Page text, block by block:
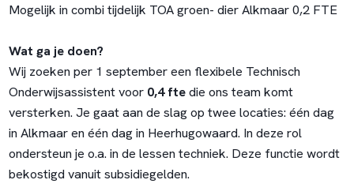
Mogelijk in combi tijdelijk TOA groen- dier Alkmaar 0,2 FTE
Wat ga je doen?
Wij zoeken per 1 september een flexibele Technisch
Onderwijsassistent voor 0,4 ftedie ons team komt
versterken. Je gaat aan de slag op twee locaties: één dag
in Alkmaar en één dag in Heerhugowaard. In deze rol
ondersteun je o.a. in de lessen techniek. Deze functie wordt
bekostigd vanuit subsidiegelden.